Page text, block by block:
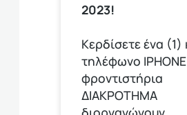
2023!
Κερδίσετε ένα (1)
τηλέφωνο ΙΡΗΟΝΕ
φροντιστήρια
ΔΙΑΚΡΟΤΗΜΑ